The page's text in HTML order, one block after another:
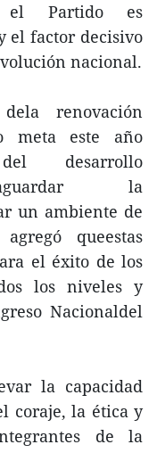
el Partido es
el factor decisivo
nacional.
renovación
meta este año
desarrollo
la
un ambiente de
queestas
el éxito de los
los niveles y
Nacionaldel
la capacidad
coraje, la ética y
de la